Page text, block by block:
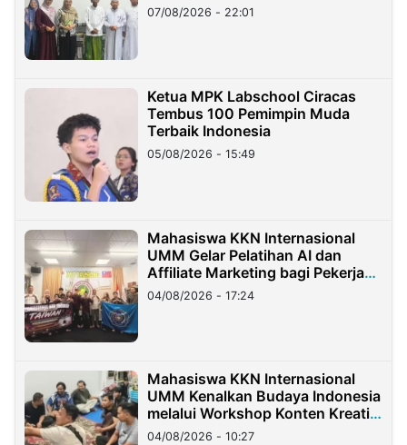
07/08/2026 - 22:01
Ketua MPK Labschool Ciracas
Tembus 100 Pemimpin Muda
Terbaik Indonesia
05/08/2026 - 15:49
Mahasiswa KKN Internasional
UMM Gelar Pelatihan AI dan
Affiliate Marketing bagi Pekerja
Migran Indonesia di Taiwan
04/08/2026 - 17:24
Mahasiswa KKN Internasional
UMM Kenalkan Budaya Indonesia
melalui Workshop Konten Kreatif
di Taiwan
04/08/2026 - 10:27